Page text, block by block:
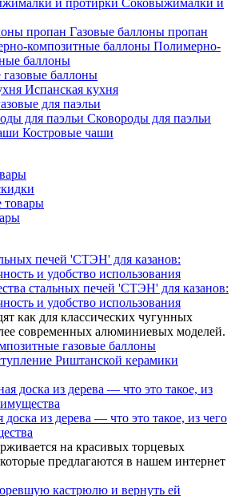
Соковыжималки и
Газовые баллоны пропан
Полимерно-
баллоны
баллоны
Испанская кухня
для паэльи
Сковороды для паэльи
Костровые чаши
товары
стальных печей 'СТЭН' для казанов:
и удобство использования
как для классических чугунных
современных алюминиевых моделей.
газовые баллоны
Риштанской керамики
доска из дерева — что это такое, из чего
на красивых торцевых
предлагаются в нашем интернет